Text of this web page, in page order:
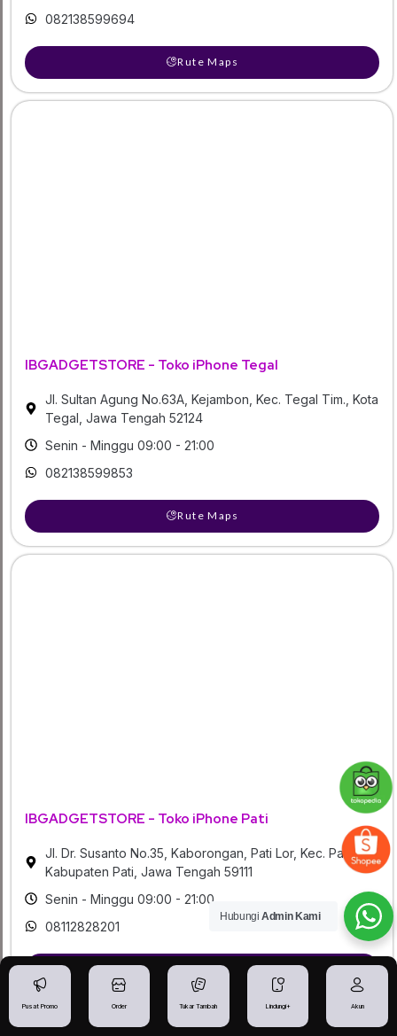
082138599694
Rute Maps
IBGADGETSTORE - Toko iPhone Tegal
Jl. Sultan Agung No.63A, Kejambon, Kec. Tegal Tim., Kota
Tegal, Jawa Tengah 52124
Senin - Minggu 09:00 - 21:00
082138599853
Rute Maps
IBGADGETSTORE - Toko iPhone Pati
Jl. Dr. Susanto No.35, Kaborongan, Pati Lor, Kec. Pati,
Kabupaten Pati, Jawa Tengah 59111
Senin - Minggu 09:00 - 21:00
08112828201
Rute Maps
Pusat Promo Order Tukar Tambah Lindungi+ Akun
Hubungi Admin Kami